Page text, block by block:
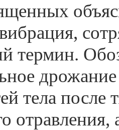
термин.
тела после
отравления,